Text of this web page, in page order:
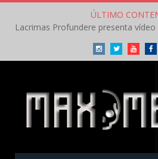
ÚLTIMO
InstagramTwitterYoutube